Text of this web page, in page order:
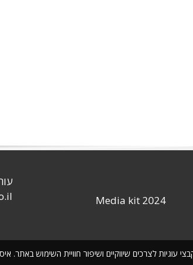
עוגיות לצרכים שיווקיים ושיפור חוויית השימוש
Media kit 2024